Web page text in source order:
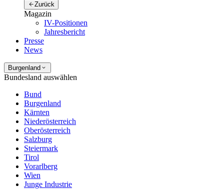
Zurück
Magazin
IV-Positionen
Jahresbericht
Presse
News
Burgenland
Bundesland auswählen
Bund
Burgenland
Kärnten
Niederösterreich
Oberösterreich
Salzburg
Steiermark
Tirol
Vorarlberg
Wien
Junge Industrie